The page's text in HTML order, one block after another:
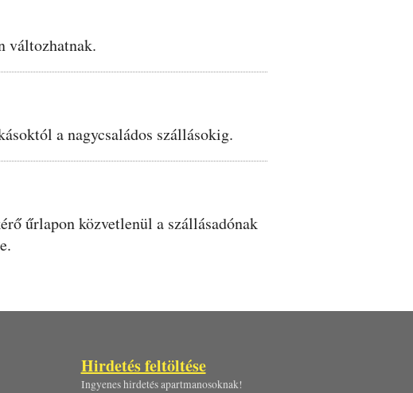
változhatnak.
a nagycsaládos szállásokig.
űrlapon közvetlenül a szállásadónak
Hirdetés feltöltése
Ingyenes hirdetés apartmanosoknak!